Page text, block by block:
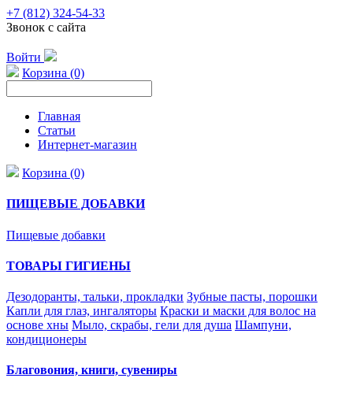
+7 (812) 324-54-33
Звонок с сайта
Войти
Корзина (0)
Главная
Статьи
Интернет-магазин
Корзина (0)
ПИЩЕВЫЕ ДОБАВКИ
Пищевые добавки
ТОВАРЫ ГИГИЕНЫ
Дезодоранты, тальки, прокладки Зубные пасты, порошки
Капли для глаз, ингаляторы Краски и маски для волос на
основе хны Мыло, скрабы, гели для душа Шампуни,
кондиционеры
Благовония, книги, сувениры